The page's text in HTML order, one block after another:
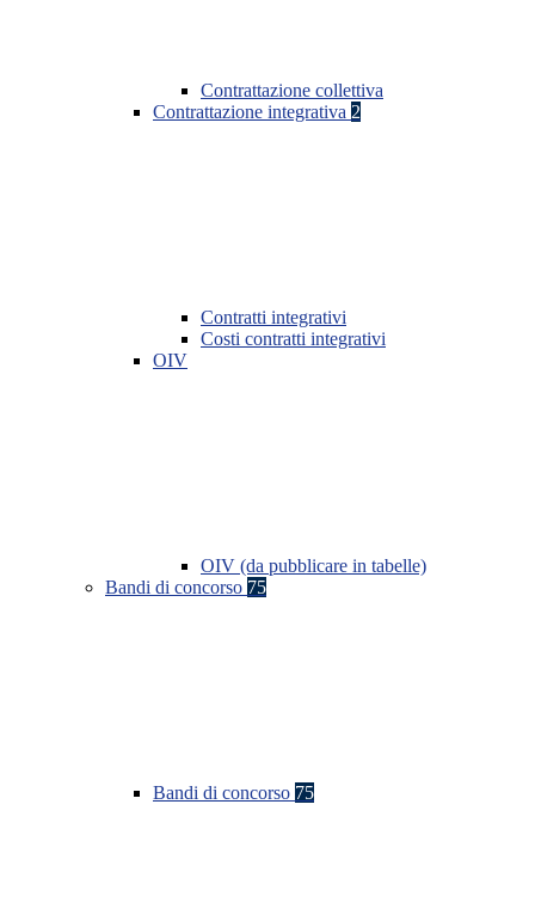
Contrattazione collettiva
Contrattazione integrativa 2
Contratti integrativi
Costi contratti integrativi
OIV
OIV (da pubblicare in tabelle)
Bandi di concorso 75
Bandi di concorso 75